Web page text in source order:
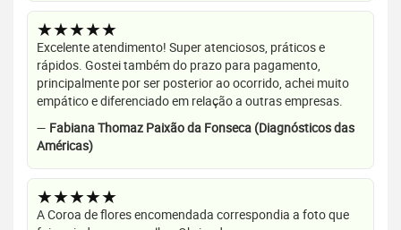
★★★★★
Excelente atendimento! Super atenciosos, práticos e
rápidos. Gostei também do prazo para pagamento,
principalmente por ser posterior ao ocorrido, achei muito
empático e diferenciado em relação a outras empresas.
— Fabiana Thomaz Paixão da Fonseca (Diagnósticos das
Américas)
★★★★★
A Coroa de flores encomendada correspondia a foto que